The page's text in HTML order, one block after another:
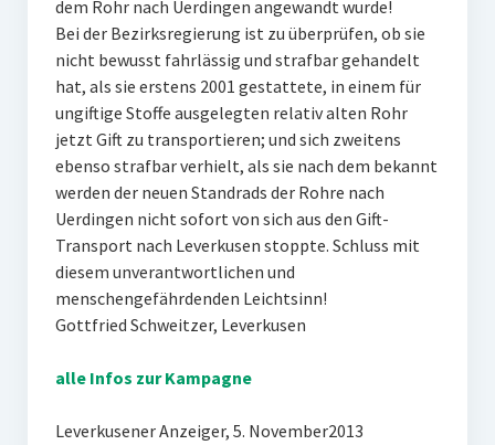
dem Rohr nach Uerdingen angewandt wurde!
Bei der Bezirksregierung ist zu überprüfen, ob sie
nicht bewusst fahrlässig und strafbar gehandelt
hat, als sie erstens 2001 gestattete, in einem für
ungiftige Stoffe ausgelegten relativ alten Rohr
jetzt Gift zu transportieren; und sich zweitens
ebenso strafbar verhielt, als sie nach dem bekannt
werden der neuen Standrads der Rohre nach
Uerdingen nicht sofort von sich aus den Gift-
Transport nach Leverkusen stoppte. Schluss mit
diesem unverantwortlichen und
menschengefährdenden Leichtsinn!
Gottfried Schweitzer, Leverkusen
alle Infos zur Kampagne
Leverkusener Anzeiger, 5. November2013